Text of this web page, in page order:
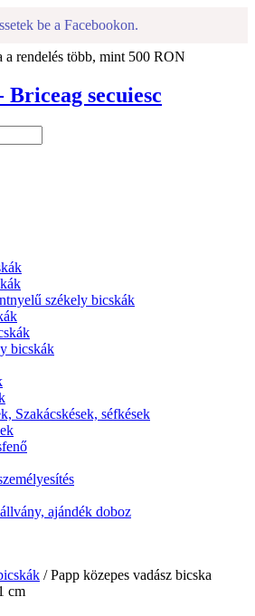
be a Facebookon.
a rendelés több, mint 500 RON
Briceag secuiesc
székely bicskák
bicskák
Szakácskések, séfkések
ajándék doboz
/ Papp közepes vadász bicska
cm